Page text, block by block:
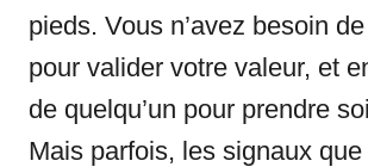
pieds. Vous n’avez besoin
pour valider votre valeur, et
de quelqu’un pour prendre
Mais parfois, les signaux